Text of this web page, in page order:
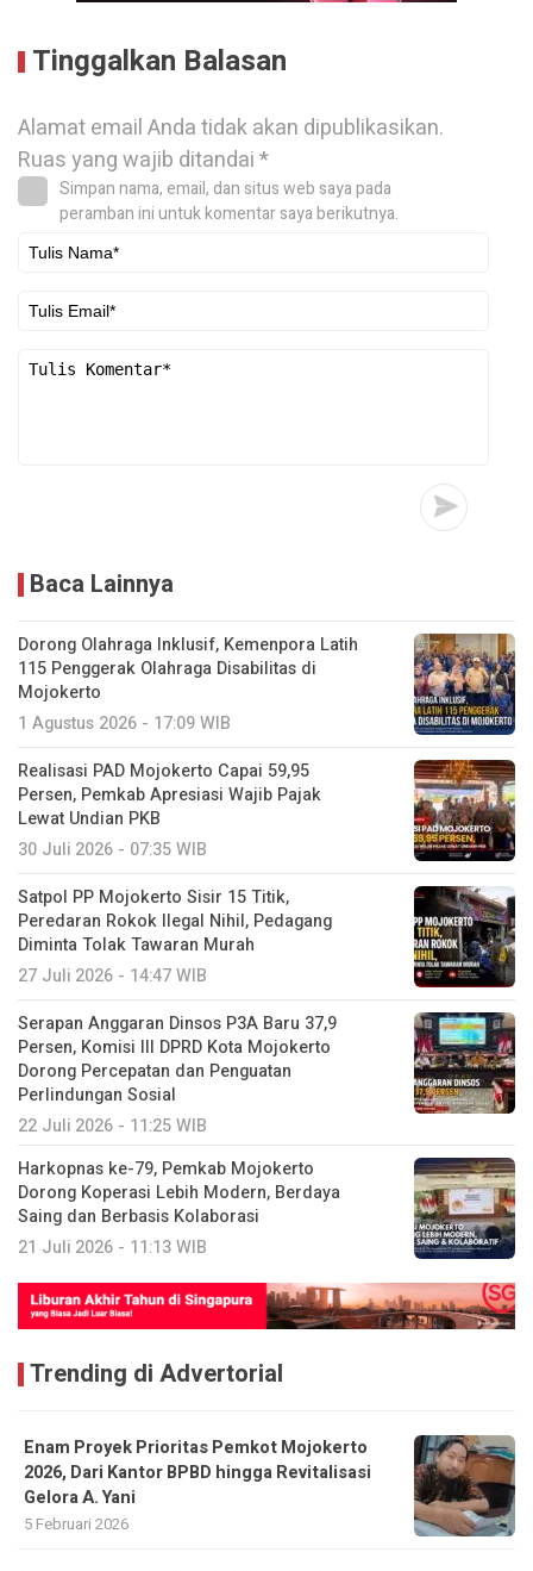
Tinggalkan Balasan
Alamat email Anda tidak akan dipublikasikan.
Ruas yang wajib ditandai*
Simpan nama, email, dan situs web saya pada
peramban ini untuk komentar saya berikutnya.
Baca Lainnya
Dorong Olahraga Inklusif, Kemenpora Latih
115 Penggerak Olahraga Disabilitas di
Mojokerto
1 Agustus 2026 - 17:09 WIB
Realisasi PAD Mojokerto Capai 59,95
Persen, Pemkab Apresiasi Wajib Pajak
Lewat Undian PKB
30 Juli 2026 - 07:35 WIB
Satpol PP Mojokerto Sisir 15 Titik,
Peredaran Rokok Ilegal Nihil, Pedagang
Diminta Tolak Tawaran Murah
27 Juli 2026 - 14:47 WIB
Serapan Anggaran Dinsos P3A Baru 37,9
Persen, Komisi III DPRD Kota Mojokerto
Dorong Percepatan dan Penguatan
Perlindungan Sosial
22 Juli 2026 - 11:25 WIB
Harkopnas ke-79, Pemkab Mojokerto
Dorong Koperasi Lebih Modern, Berdaya
Saing dan Berbasis Kolaborasi
21 Juli 2026 - 11:13 WIB
Trending di Advertorial
Enam Proyek Prioritas Pemkot Mojokerto
2026, Dari Kantor BPBD hingga Revitalisasi
Gelora A. Yani
5 Februari 2026